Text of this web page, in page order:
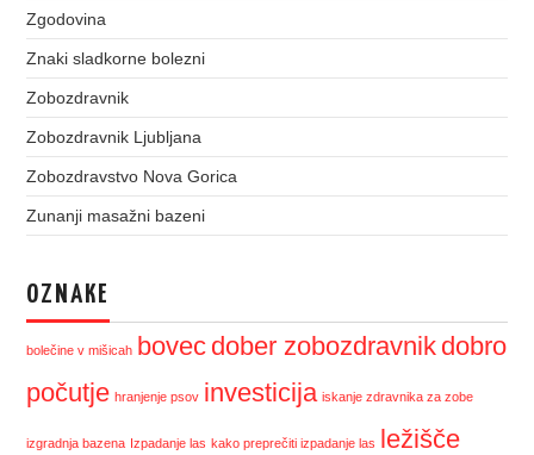
Zgodovina
Znaki sladkorne bolezni
Zobozdravnik
Zobozdravnik Ljubljana
Zobozdravstvo Nova Gorica
Zunanji masažni bazeni
OZNAKE
bolečine v mišicah bovec dober zobozdravnik dobro
počutje hranjenje psov investicija iskanje zdravnika za zobe
izgradnja bazena Izpadanje las kako preprečiti izpadanje las ležišče